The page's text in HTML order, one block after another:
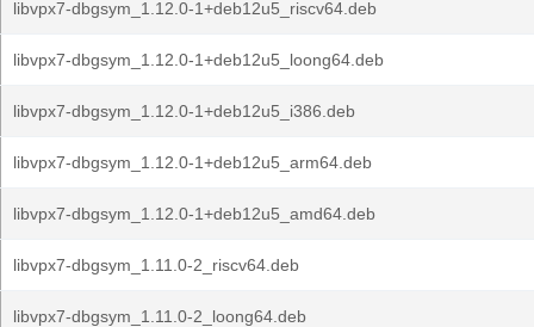
libvpx7-dbgsym_1.12.0-1+deb12u5_riscv64.deb
libvpx7-dbgsym_1.12.0-1+deb12u5_loong64.deb
libvpx7-dbgsym_1.12.0-1+deb12u5_i386.deb
libvpx7-dbgsym_1.12.0-1+deb12u5_arm64.deb
libvpx7-dbgsym_1.12.0-1+deb12u5_amd64.deb
libvpx7-dbgsym_1.11.0-2_riscv64.deb
libvpx7-dbgsym_1.11.0-2_loong64.deb